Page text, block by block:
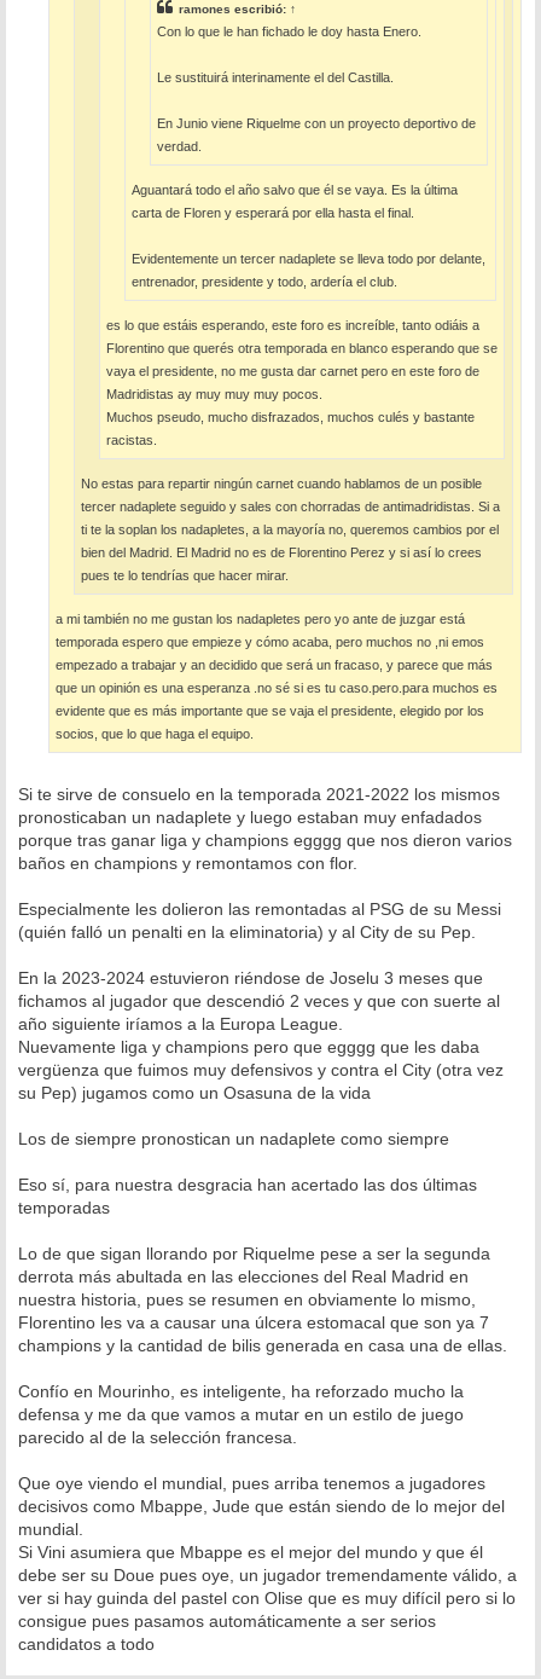
ramones escribió: ↑
Con lo que le han fichado le doy hasta Enero.
Le sustituirá interinamente el del Castilla.
En Junio viene Riquelme con un proyecto deportivo de
verdad.
Aguantará todo el año salvo que él se vaya. Es la última
carta de Floren y esperará por ella hasta el final.
Evidentemente un tercer nadaplete se lleva todo por delante,
entrenador, presidente y todo, ardería el club.
es lo que estáis esperando, este foro es increíble, tanto odiáis a
Florentino que querés otra temporada en blanco esperando que se
vaya el presidente, no me gusta dar carnet pero en este foro de
Madridistas ay muy muy muy pocos.
Muchos pseudo, mucho disfrazados, muchos culés y bastante
racistas.
No estas para repartir ningún carnet cuando hablamos de un posible
tercer nadaplete seguido y sales con chorradas de antimadridistas. Si a
ti te la soplan los nadapletes, a la mayoría no, queremos cambios por el
bien del Madrid. El Madrid no es de Florentino Perez y si así lo crees
pues te lo tendrías que hacer mirar.
a mi también no me gustan los nadapletes pero yo ante de juzgar está
temporada espero que empieze y cómo acaba, pero muchos no ,ni emos
empezado a trabajar y an decidido que será un fracaso, y parece que más
que un opinión es una esperanza .no sé si es tu caso.pero.para muchos es
evidente que es más importante que se vaja el presidente, elegido por los
socios, que lo que haga el equipo.
Si te sirve de consuelo en la temporada 2021-2022 los mismos
pronosticaban un nadaplete y luego estaban muy enfadados
porque tras ganar liga y champions egggg que nos dieron varios
baños en champions y remontamos con flor.
Especialmente les dolieron las remontadas al PSG de su Messi
(quién falló un penalti en la eliminatoria) y al City de su Pep.
En la 2023-2024 estuvieron riéndose de Joselu 3 meses que
fichamos al jugador que descendió 2 veces y que con suerte al
año siguiente iríamos a la Europa League.
Nuevamente liga y champions pero que egggg que les daba
vergüenza que fuimos muy defensivos y contra el City (otra vez
su Pep) jugamos como un Osasuna de la vida
Los de siempre pronostican un nadaplete como siempre
Eso sí, para nuestra desgracia han acertado las dos últimas
temporadas
Lo de que sigan llorando por Riquelme pese a ser la segunda
derrota más abultada en las elecciones del Real Madrid en
nuestra historia, pues se resumen en obviamente lo mismo,
Florentino les va a causar una úlcera estomacal que son ya 7
champions y la cantidad de bilis generada en casa una de ellas.
Confío en Mourinho, es inteligente, ha reforzado mucho la
defensa y me da que vamos a mutar en un estilo de juego
parecido al de la selección francesa.
Que oye viendo el mundial, pues arriba tenemos a jugadores
decisivos como Mbappe, Jude que están siendo de lo mejor del
mundial.
Si Vini asumiera que Mbappe es el mejor del mundo y que él
debe ser su Doue pues oye, un jugador tremendamente válido, a
ver si hay guinda del pastel con Olise que es muy difícil pero si lo
consigue pues pasamos automáticamente a ser serios
candidatos a todo